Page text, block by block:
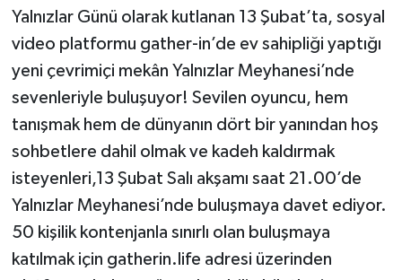
Yalnızlar Günü olarak kutlanan 13 Şubat’ta, sosyal
video platformu gather-in’de ev sahipliği yaptığı
yeni çevrimiçi mekân Yalnızlar Meyhanesi’nde
sevenleriyle buluşuyor! Sevilen oyuncu, hem
tanışmak hem de dünyanın dört bir yanından hoş
sohbetlere dahil olmak ve kadeh kaldırmak
isteyenleri,13 Şubat Salı akşamı saat 21.00’de
Yalnızlar Meyhanesi’nde buluşmaya davet ediyor.
50 kişilik kontenjanla sınırlı olan buluşmaya
katılmak için gatherin.life adresi üzerinden